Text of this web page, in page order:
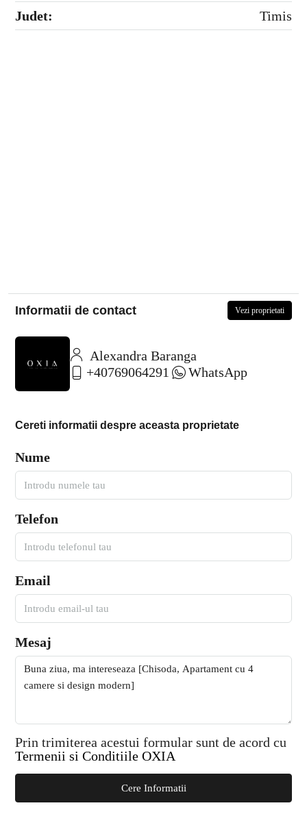
Judet: Timis
Informatii de contact Vezi proprietati
Alexandra Baranga
+40769064291
WhatsApp
Cereti informatii despre aceasta proprietate
Nume
Telefon
Email
Mesaj
Prin trimiterea acestui formular sunt de acord cu
Termenii si Conditiile OXIA
Cere Informatii